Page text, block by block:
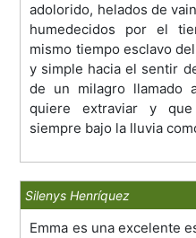
adolorido, helados de
humedecidos por el
mismo tiempo esclavo
y simple hacia el sentir
de un milagro llamado
quiere extraviar y
siempre bajo la lluvia
Silenys Henríquez
Emma es una excelente